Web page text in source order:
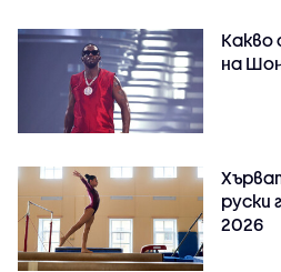
Какво
на
руски
2026